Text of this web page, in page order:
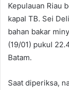
Kepulauan Riau
kapal TB. Sei
bahan bakar
(19/01) pukul
Batam.
Saat diperiksa,